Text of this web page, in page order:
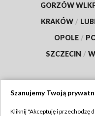
GORZÓW
KRAKÓW /
OPOLE /
SZCZECIN /
Szanujemy Twoją
Kliknij "Akceptuję i przechodzę